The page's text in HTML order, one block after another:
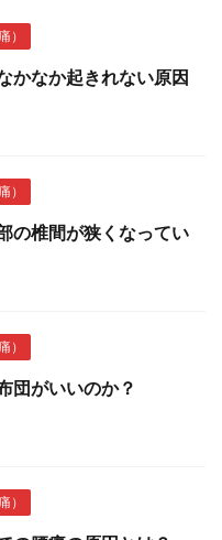
）
かなか起きれない原因
）
の椎間が狭くなってい
）
団がいいのか？
）